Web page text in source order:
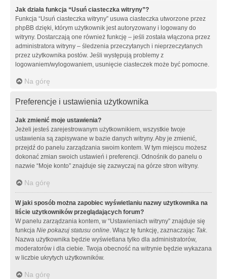
Jak działa funkcja “Usuń ciasteczka witryny”?
Funkcja “Usuń ciasteczka witryny” usuwa ciasteczka utworzone przez
phpBB dzięki, którym użytkownik jest autoryzowany i logowany do
witryny. Dostarczają one również funkcję – jeśli została włączona przez
administratora witryny – śledzenia przeczytanych i nieprzeczytanych
przez użytkownika postów. Jeśli występują problemy z
logowaniem/wylogowaniem, usunięcie ciasteczek może być pomocne.
Na górę
Preferencje i ustawienia użytkownika
Jak zmienić moje ustawienia?
Jeżeli jesteś zarejestrowanym użytkownikiem, wszystkie twoje
ustawienia są zapisywane w bazie danych witryny. Aby je zmienić,
przejdź do panelu zarządzania swoim kontem. W tym miejscu możesz
dokonać zmian swoich ustawień i preferencji. Odnośnik do panelu o
nazwie “Moje konto” znajduje się zazwyczaj na górze stron witryny.
Na górę
W jaki sposób można zapobiec wyświetlaniu nazwy użytkownika na
liście użytkowników przeglądających forum?
W panelu zarządzania kontem, w “Ustawieniach witryny” znajduje się
funkcja Nie pokazuj statusu online. Włącz tę funkcję, zaznaczając Tak.
Nazwa użytkownika będzie wyświetlana tylko dla administratorów,
moderatorów i dla ciebie. Twoja obecność na witrynie będzie wykazana
w liczbie ukrytych użytkowników.
Na górę